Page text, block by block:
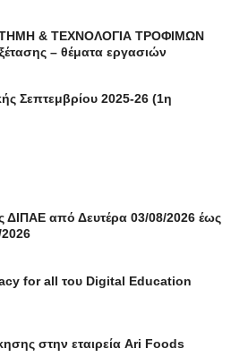
& ΤΕΧΝΟΛΟΓΙΑ ΤΡΟΦΙΜΩΝ
– θέματα εργασιών
Σεπτεμβρίου 2025-26 (1η
ΔΙΠΑΕ από Δευτέρα 03/08/2026 έως
for all του Digital Education
στην εταιρεία Ari Foods